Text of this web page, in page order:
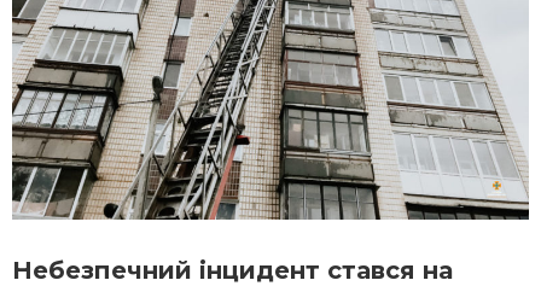
Небезпечний інцидент стався на